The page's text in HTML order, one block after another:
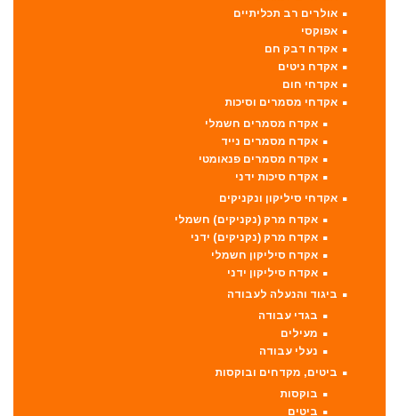
אולרים רב תכליתיים
אפוקסי
אקדח דבק חם
אקדח ניטים
אקדחי חום
אקדחי מסמרים וסיכות
אקדח מסמרים חשמלי
אקדח מסמרים נייד
אקדח מסמרים פנאומטי
אקדח סיכות ידני
אקדחי סיליקון ונקניקים
אקדח מרק (נקניקים) חשמלי
אקדח מרק (נקניקים) ידני
אקדח סיליקון חשמלי
אקדח סיליקון ידני
ביגוד והנעלה לעבודה
בגדי עבודה
מעילים
נעלי עבודה
ביטים, מקדחים ובוקסות
בוקסות
ביטים